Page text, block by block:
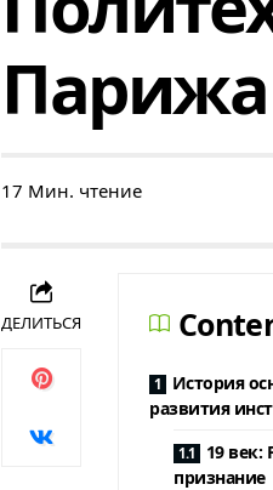
Парижа
17 Мин. чтение
ДЕЛИТЬСЯ
История
развития
19 век:
признание